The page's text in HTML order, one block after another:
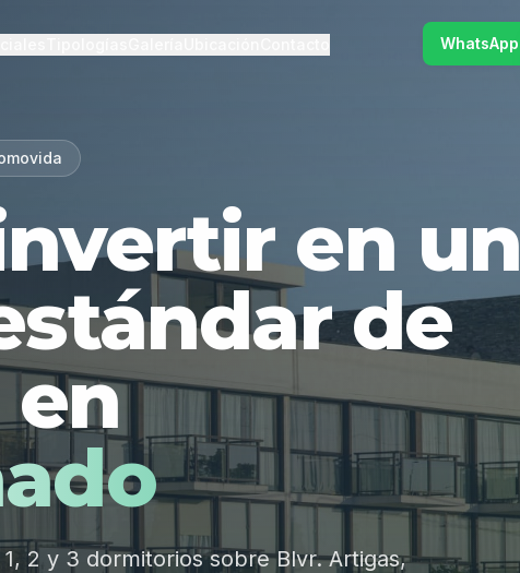
WhatsApp
en un
de
2 y 3 dormitorios sobre Blvr. Artigas,